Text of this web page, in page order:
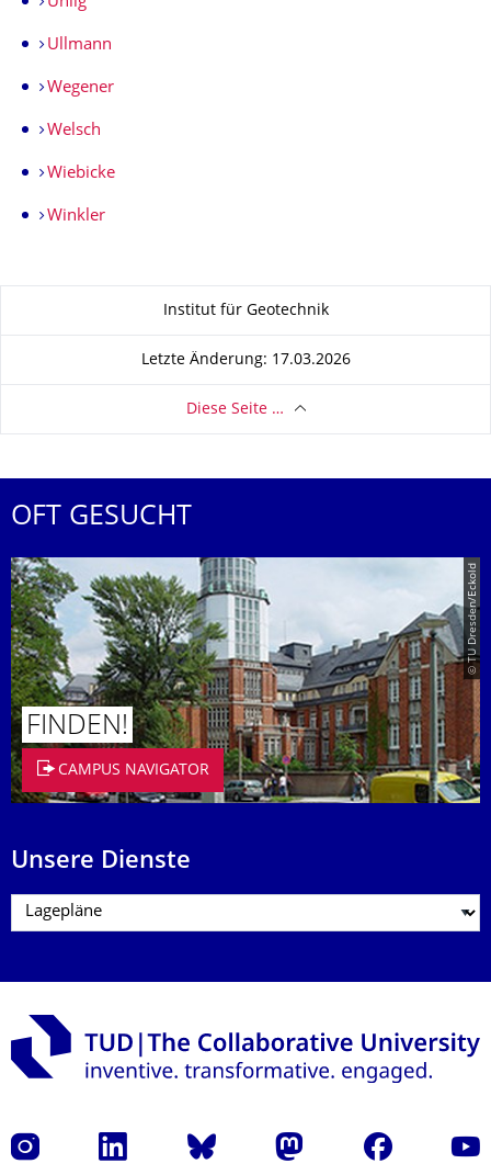
Ullmann
Wegener
Welsch
Wiebicke
Winkler
Zu dieser SeiteInstitut für Geotechnik
Letzte Änderung: 17.03.2026
Diese Seite …
OFT GESUCHT
© TU Dresden/Eckold
FINDEN!
CAMPUS NAVIGATOR
Unsere Dienste
Instagram LinkedIn Bluesky Mastodon Facebook